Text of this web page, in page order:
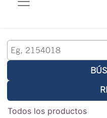
Todos los productos